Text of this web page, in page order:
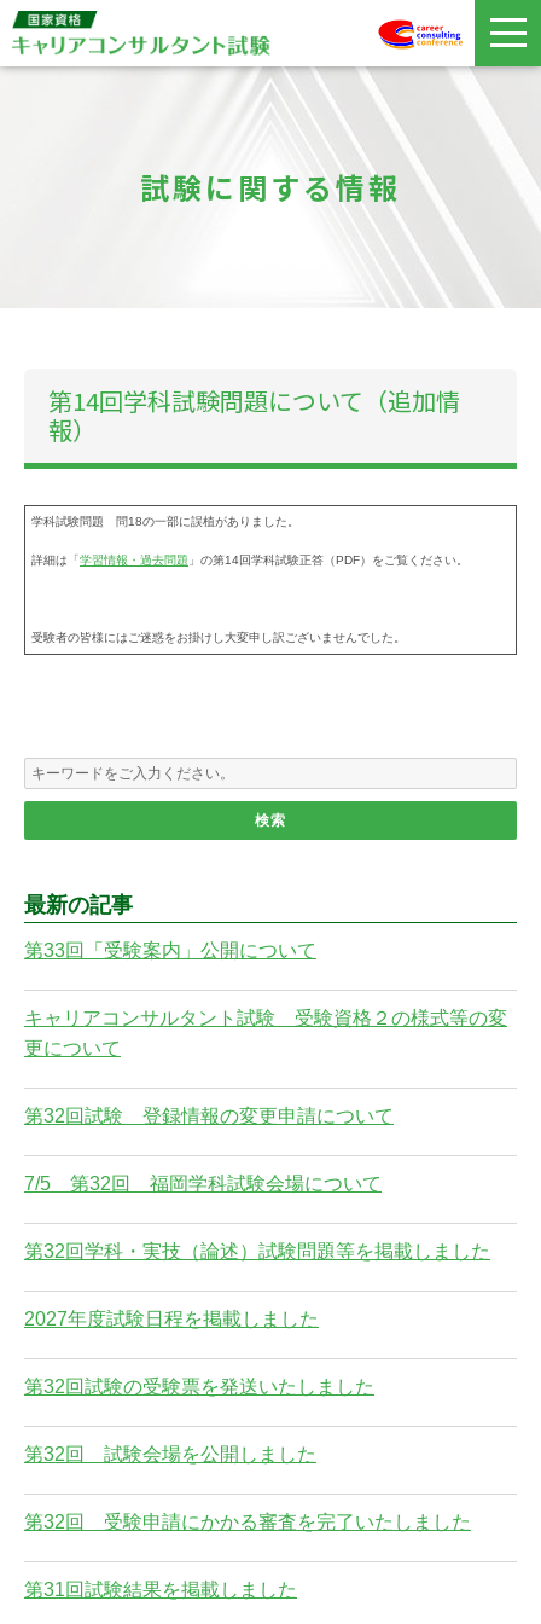
試験に関する情報
第14回学科試験問題について（追加情
報）
学科試験問題 問18の一部に誤植がありました。
詳細は「学習情報・過去問題 」の第14回学科試験正答（PDF）をご覧ください。
受験者の皆様にはご迷惑をお掛けし大変申し訳ございませんでした。
最新の記事
第33回「受験案内」公開について
キャリアコンサルタント試験 受験資格２の様式等の変
更について
第32回試験 登録情報の変更申請について
7/5 第32回 福岡学科試験会場について
第32回学科・実技（論述）試験問題等を掲載しました
2027年度試験日程を掲載しました
第32回試験の受験票を発送いたしました
第32回 試験会場を公開しました
第32回 受験申請にかかる審査を完了いたしました
第31回試験結果を掲載しました